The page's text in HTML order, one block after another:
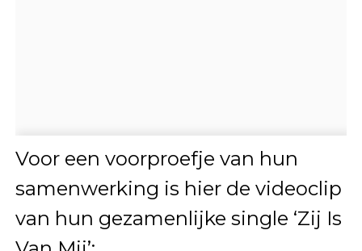
Voor een voorproefje van hun
samenwerking is hier de videoclip
van hun gezamenlijke single ‘Zij Is